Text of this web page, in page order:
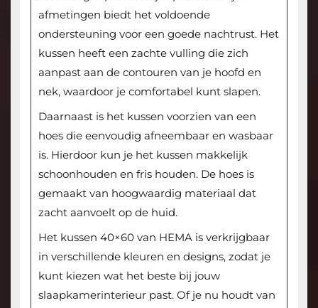
afmetingen biedt het voldoende
ondersteuning voor een goede nachtrust. Het
kussen heeft een zachte vulling die zich
aanpast aan de contouren van je hoofd en
nek, waardoor je comfortabel kunt slapen.
Daarnaast is het kussen voorzien van een
hoes die eenvoudig afneembaar en wasbaar
is. Hierdoor kun je het kussen makkelijk
schoonhouden en fris houden. De hoes is
gemaakt van hoogwaardig materiaal dat
zacht aanvoelt op de huid.
Het kussen 40×60 van HEMA is verkrijgbaar
in verschillende kleuren en designs, zodat je
kunt kiezen wat het beste bij jouw
slaapkamerinterieur past. Of je nu houdt van